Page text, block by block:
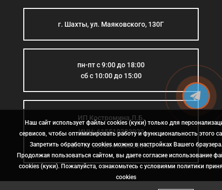
г. Шахты, ул. Маяковского, 130Г
пн-пт с 9:00 до 18:00
сб с 10:00 до 15:00
ИП Костромина Л.Б.
ИНН: 615510383923
ОГРН: 307614126000015
Наш сайт использует файлы cookies (куки) только для
сервисов, чтобы оптимизировать работу и функциональность этого
Запретить обработку cookies можно в настройках Вашего браузера.
Продолжая пользоваться сайтом, вы даете согласие использование
cookies (куки). Пожалуйста, ознакомьтесь с условиями политики
сookies